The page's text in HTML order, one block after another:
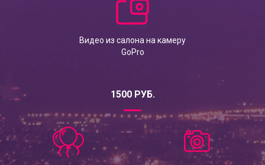
Видео из салона на камеру
GoPro
1500 РУБ.